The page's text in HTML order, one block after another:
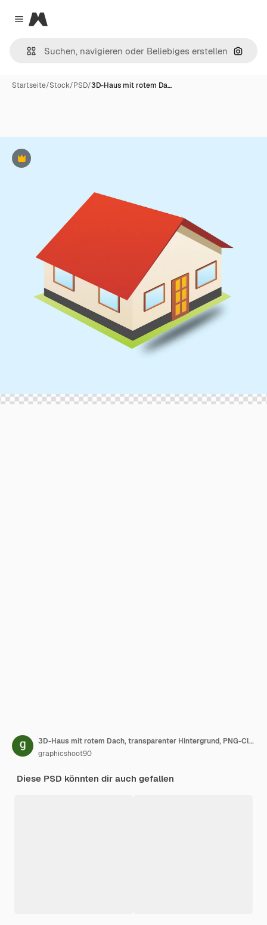
Close menu
Magnific
Nach
Startseite/Stock/PSD/3D-Haus mit rotem Da…
Premium
3D-Haus mit rotem Dach, transparenter Hintergrund, PNG-Clipart
graphicshoot90
Diese PSD könnten dir auch gefallen